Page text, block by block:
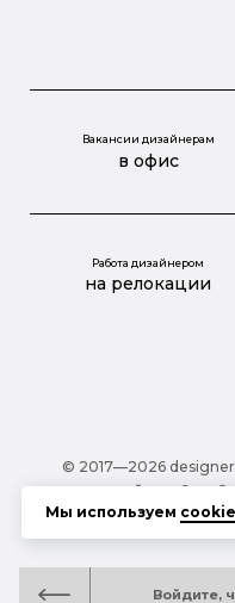
Войдите,
Вакансии дизайнерам
в офис
Работа дизайнером
на релокации
© 2017—2026
дизайнера?
О
Обработка
руководство для
Мы используем